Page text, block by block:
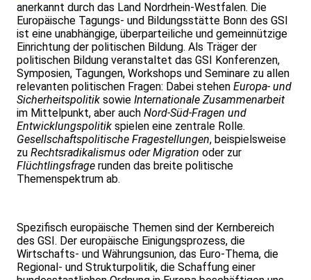
anerkannt durch das Land Nordrhein-Westfalen. Die
Europäische Tagungs- und Bildungsstätte Bonn des GSI
ist eine unabhängige, überparteiliche und gemeinnützige
Einrichtung der politischen Bildung. Als Träger der
politischen Bildung veranstaltet das GSI Konferenzen,
Symposien, Tagungen, Workshops und Seminare zu allen
relevanten politischen Fragen: Dabei stehen Europa- und
Sicherheitspolitik sowie Internationale Zusammenarbeit
im Mittelpunkt, aber auch Nord-Süd-Fragen und
Entwicklungspolitik spielen eine zentrale Rolle.
Gesellschaftspolitische Fragestellungen, beispielsweise
zu Rechtsradikalismus oder Migration oder zur
Flüchtlingsfrage runden das breite politische
Themenspektrum ab.
Spezifisch europäische Themen sind der Kernbereich
des GSI. Der europäische Einigungsprozess, die
Wirtschafts- und Währungsunion, das Euro-Thema, die
Regional- und Strukturpolitik, die Schaffung einer